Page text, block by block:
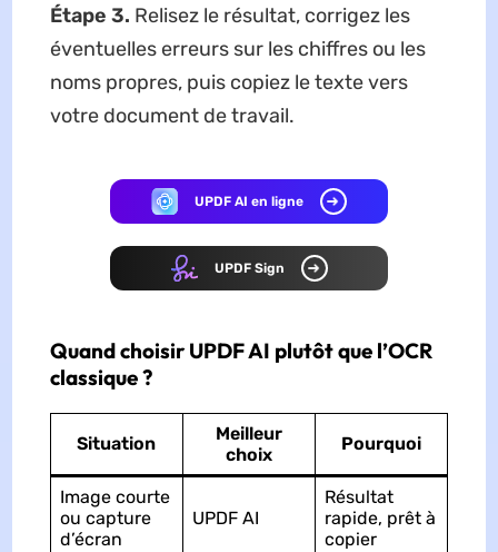
Étape 3. Relisez le résultat, corrigez les
éventuelles erreurs sur les chiffres ou les
noms propres, puis copiez le texte vers
votre document de travail.
UPDF AI en ligne
UPDF Sign
Quand choisir UPDF AI plutôt que l’OCR
classique ?
Situation
Meilleur
choix
Pourquoi
Image courte
ou capture
d’écran
UPDF AI
Résultat
rapide, prêt à
copier